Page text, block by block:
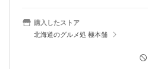
購入したストア
北海道のグルメ処 極本舗